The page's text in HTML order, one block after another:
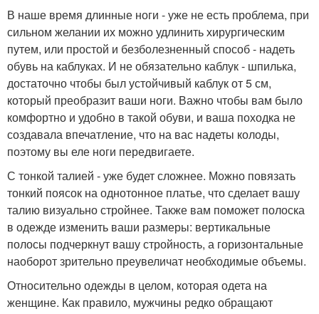
В наше время длинные ноги - уже не есть проблема, при
сильном желании их можно удлинить хирургическим
путем, или простой и безболезненный способ - надеть
обувь на каблуках. И не обязательно каблук - шпилька,
достаточно чтобы был устойчивый каблук от 5 см,
который преобразит ваши ноги. Важно чтобы вам было
комфортно и удобно в такой обуви, и ваша походка не
создавала впечатление, что на вас надеты колоды,
поэтому вы еле ноги передвигаете.
С тонкой талией - уже будет сложнее. Можно повязать
тонкий поясок на однотонное платье, что сделает вашу
талию визуально стройнее. Также вам поможет полоска
в одежде изменить ваши размеры: вертикальные
полосы подчеркнут вашу стройность, а горизонтальные
наоборот зрительно преувеличат необходимые объемы.
Относительно одежды в целом, которая одета на
женщине. Как правило, мужчины редко обращают